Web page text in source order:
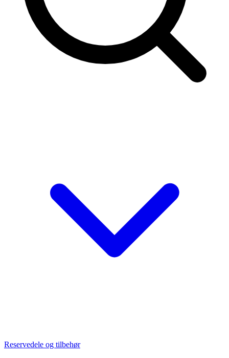
Reservedele og tilbehør